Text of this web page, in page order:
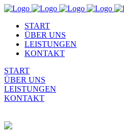
START
ÜBER UNS
LEISTUNGEN
KONTAKT
START
ÜBER UNS
LEISTUNGEN
KONTAKT